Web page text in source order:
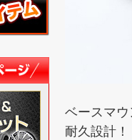
ベースマ
耐久設計！